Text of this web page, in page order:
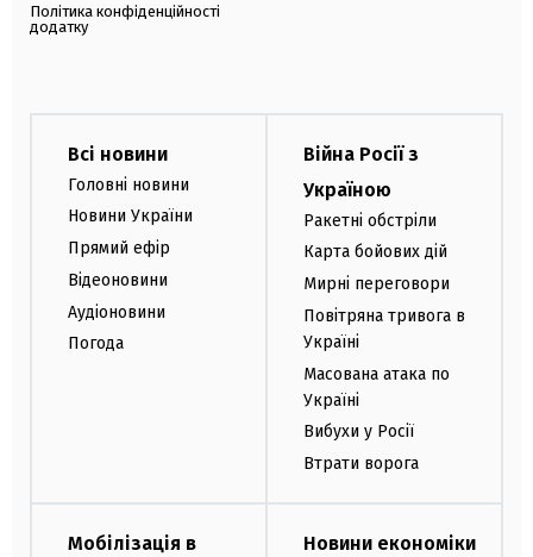
Політика конфіденційності
додатку
Всі новини
Головні новини
Новини України
Прямий ефір
Відеоновини
Аудіоновини
Погода
Війна Росії з
Україною
Ракетні обстріли
Карта бойових дій
Мирні переговори
Повітряна тривога в
Україні
Масована атака по
Україні
Вибухи у Росії
Втрати ворога
Мобілізація в
Новини економіки